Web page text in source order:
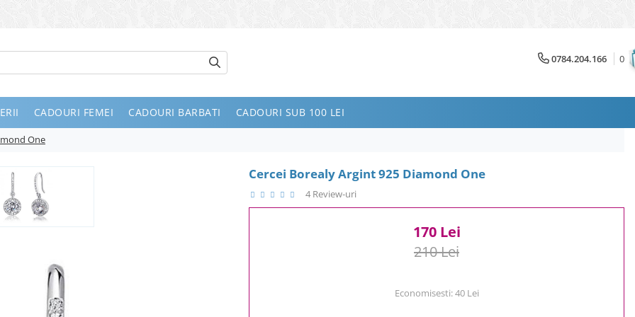
0784.204.166 0
CADOURI FEMEI CADOURI BARBATI CADOURI SUB 100 LEI
One
Cercei Borealy Argint 925 Diamond One
4 Review-uri
170 Lei
210 Lei
Economisesti:40 Lei